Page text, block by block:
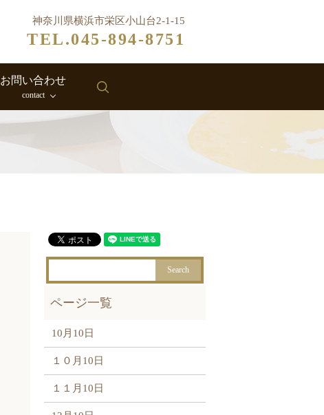
神奈川県横浜市栄区小山台2-1-15
TEL.045-894-8751
お問い合わせ
contact
10月10日
１０月10日
１１月10日